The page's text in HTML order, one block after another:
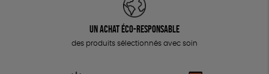
Un achat éco-responsable
des produits sélectionnés avec soin